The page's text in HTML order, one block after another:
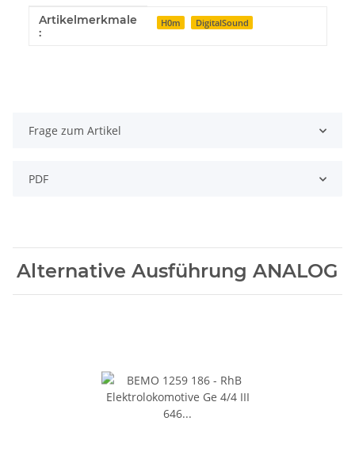
Produkteigenschaft
Wert
Artikelmerkmale
:
H0m DigitalSound
Frage zum Artikel
PDF
Alternative Ausführung ANALOG